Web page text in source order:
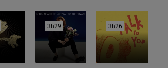
3h29
3h29 3h26
3h26